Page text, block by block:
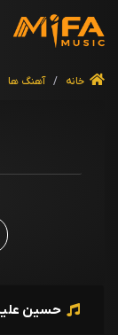
خانه / آهنگ ها
حسین